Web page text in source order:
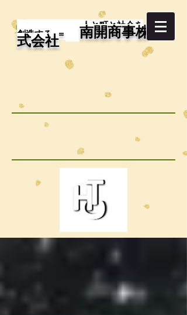
＝ 人と町と社会を
創造する ＝ 南開商事株
式会社